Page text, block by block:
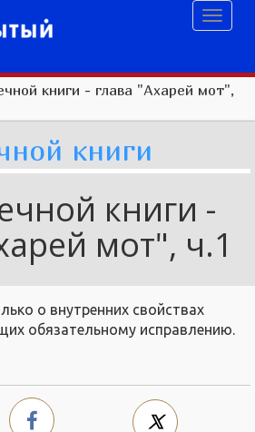
книги - глава "Ахарей мот",
книги
книги -
мот", ч.1
о внутренних свойствах
обязательному исправлению.